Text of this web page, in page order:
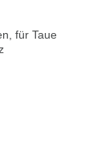
für Taue